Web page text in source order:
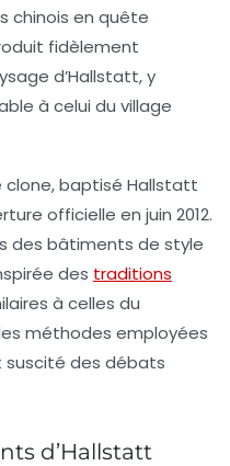
chinois en quête
fidèlement
d’Hallstatt, y
à celui du village
clone, baptisé Hallstatt
officielle en juin 2012.
des bâtiments de style
des traditions
à celles du
méthodes employées
des débats
d’Hallstatt